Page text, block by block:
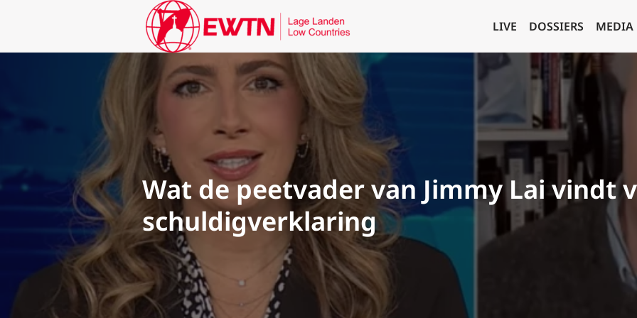
LIVE DOSSIERS MEDIA
Wat de peetvader van Jimmy Lai vindt
schuldigverklaring